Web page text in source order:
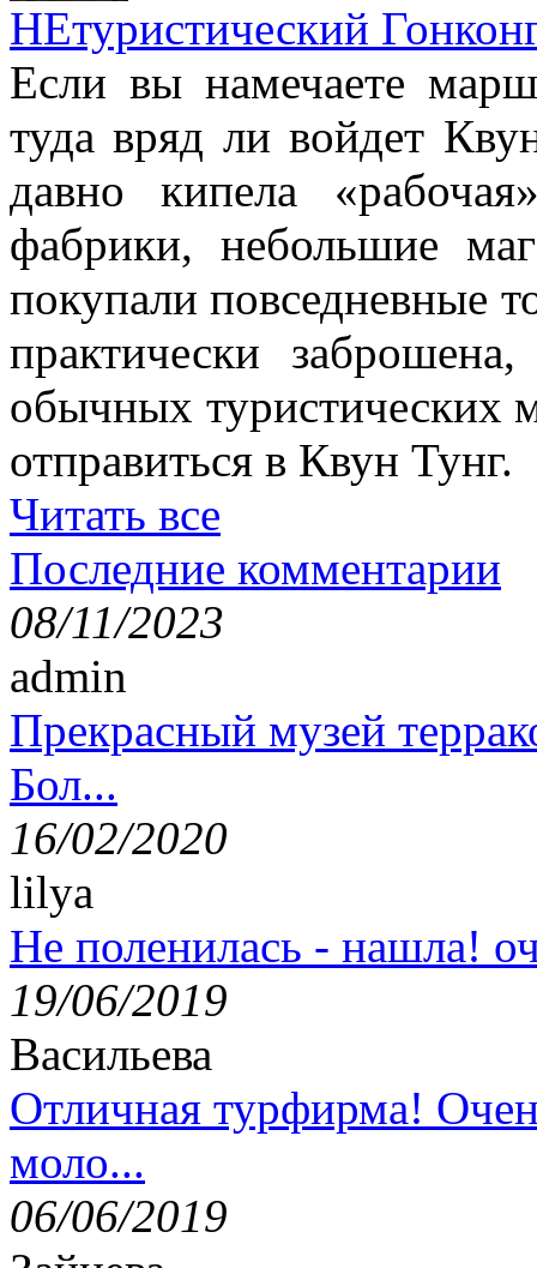
НЕтуристический
Если вы намечаете
туда вряд ли войдет
давно кипела
фабрики, небольшие
покупали повседневные
практически
обычных туристических
отправиться в Квун Тунг.
Читать все
Последние комментарии
08/11/2023
admin
Прекрасный музей
Бол...
16/02/2020
lilya
Не поленилась - нашла!
19/06/2019
Васильева
Отличная турфирма!
моло...
06/06/2019